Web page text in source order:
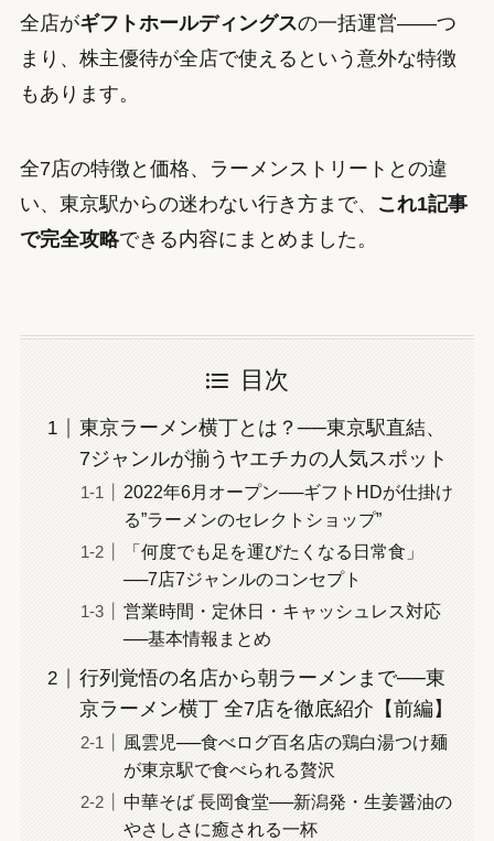
全店がギフトホールディングスの一括運営——つ
まり、株主優待が全店で使えるという意外な特徴
もあります。
全7店の特徴と価格、ラーメンストリートとの違
い、東京駅からの迷わない行き方まで、
これ1記事
で完全攻略できる内容にまとめました。
目次
東京ラーメン横丁とは？──東京駅直結、
7ジャンルが揃うヤエチカの人気スポット
2022年6月オープン──ギフトHDが仕掛け
る”ラーメンのセレクトショップ”
「何度でも足を運びたくなる日常食」
──7店7ジャンルのコンセプト
営業時間・定休日・キャッシュレス対応
──基本情報まとめ
行列覚悟の名店から朝ラーメンまで──東
京ラーメン横丁 全7店を徹底紹介【前編】
風雲児──食べログ百名店の鶏白湯つけ麺
が東京駅で食べられる贅沢
中華そば 長岡食堂──新潟発・生姜醤油の
やさしさに癒される一杯